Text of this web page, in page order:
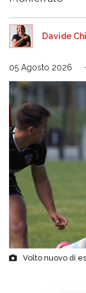
Davide
05 Agosto 2026
Volto nuovo dí